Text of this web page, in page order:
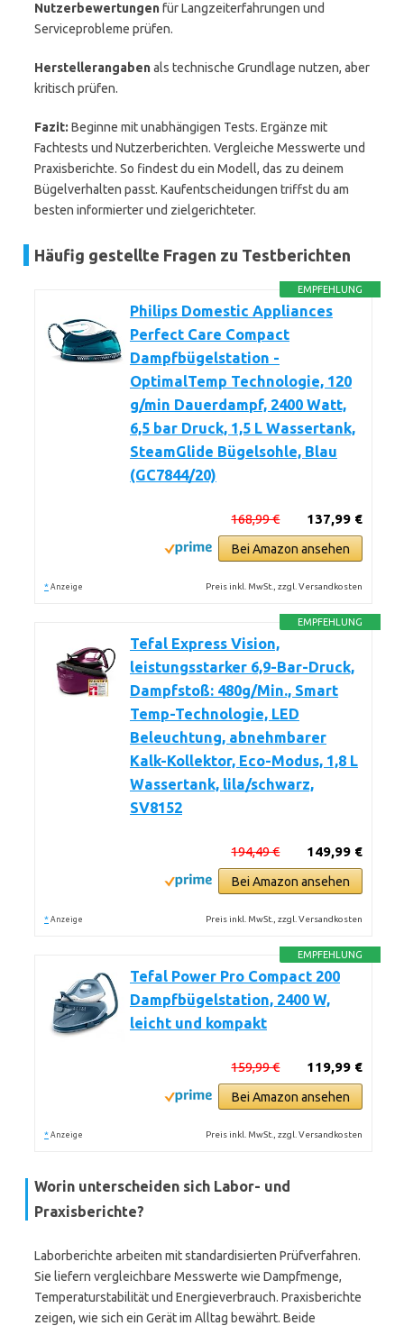
Nutzerbewertungenfür Langzeiterfahrungen und
Serviceprobleme prüfen.
Herstellerangabenals technische Grundlage nutzen, aber
kritisch prüfen.
Fazit: Beginne mit unabhängigen Tests. Ergänze mit
Fachtests und Nutzerberichten. Vergleiche Messwerte und
Praxisberichte. So findest du ein Modell, das zu deinem
Bügelverhalten passt. Kaufentscheidungen triffst du am
besten informierter und zielgerichteter.
Häufig gestellte Fragen zu Testberichten
EMPFEHLUNG
Philips Domestic Appliances
Perfect Care Compact
Dampfbügelstation -
OptimalTemp Technologie, 120
g/min Dauerdampf, 2400 Watt,
6,5 bar Druck, 1,5 L Wassertank,
SteamGlide Bügelsohle, Blau
(GC7844/20)
137,99 €
168,99 €
Bei Amazon ansehen
* Anzeige Preis inkl. MwSt., zzgl. Versandkosten
EMPFEHLUNG
Tefal Express Vision,
leistungsstarker 6,9-Bar-Druck,
Dampfstoß: 480g/Min., Smart
Temp-Technologie, LED
Beleuchtung, abnehmbarer
Kalk-Kollektor, Eco-Modus, 1,8 L
Wassertank, lila/schwarz,
SV8152
149,99 €
194,49 €
Bei Amazon ansehen
* Anzeige Preis inkl. MwSt., zzgl. Versandkosten
EMPFEHLUNG
Tefal Power Pro Compact 200
Dampfbügelstation, 2400 W,
leicht und kompakt
119,99 €
159,99 €
Bei Amazon ansehen
* Anzeige Preis inkl. MwSt., zzgl. Versandkosten
Worin unterscheiden sich Labor- und
Praxisberichte?
Laborberichte arbeiten mit standardisierten Prüfverfahren.
Sie liefern vergleichbare Messwerte wie Dampfmenge,
Temperaturstabilität und Energieverbrauch. Praxisberichte
zeigen, wie sich ein Gerät im Alltag bewährt. Beide